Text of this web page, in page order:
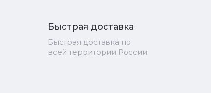
Быстрая доставка
Быстрая доставка по
всей территории России